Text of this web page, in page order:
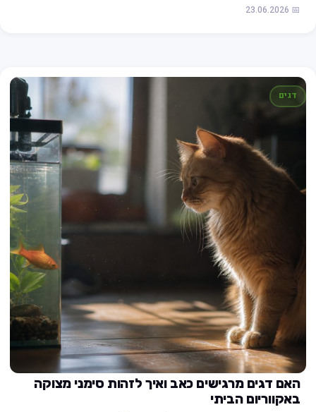
📅 23.06.2026
דגים
האם דגים מרגישים כאב ואיך לזהות סימני מצוקה
באקווריום הביתי